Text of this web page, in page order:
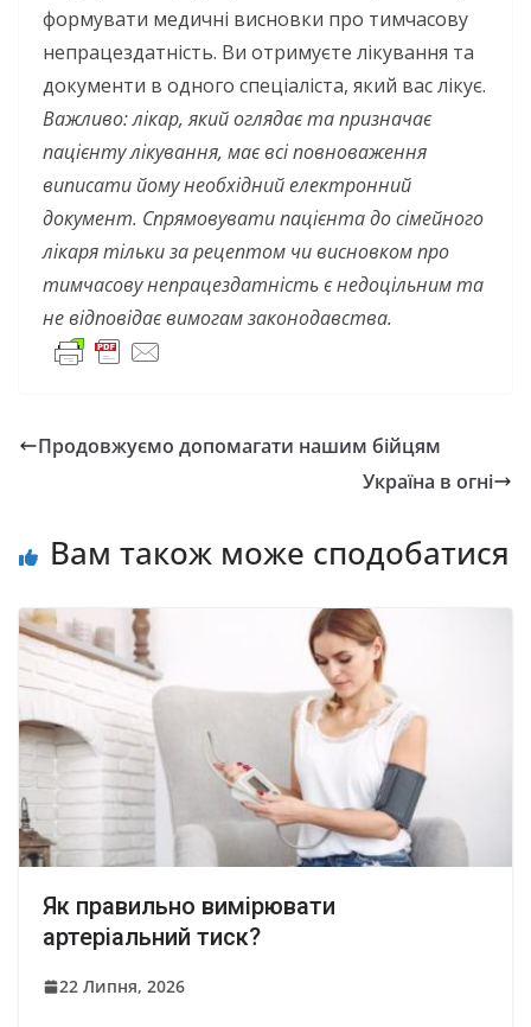
формувати медичні висновки про тимчасову
непрацездатність. Ви отримуєте лікування та
документи в одного спеціаліста, який вас лікує.
Важливо: лікар, який оглядає та призначає
пацієнту лікування, має всі повноваження
виписати йому необхідний електронний
документ. Спрямовувати пацієнта до сімейного
лікаря тільки за рецептом чи висновком про
тимчасову непрацездатність є недоцільним та
не відповідає вимогам законодавства.
Продовжуємо допомагати нашим бійцям
Україна в огні
Вам також може сподобатися
Як правильно вимірювати
артеріальний тиск?
22 Липня, 2026